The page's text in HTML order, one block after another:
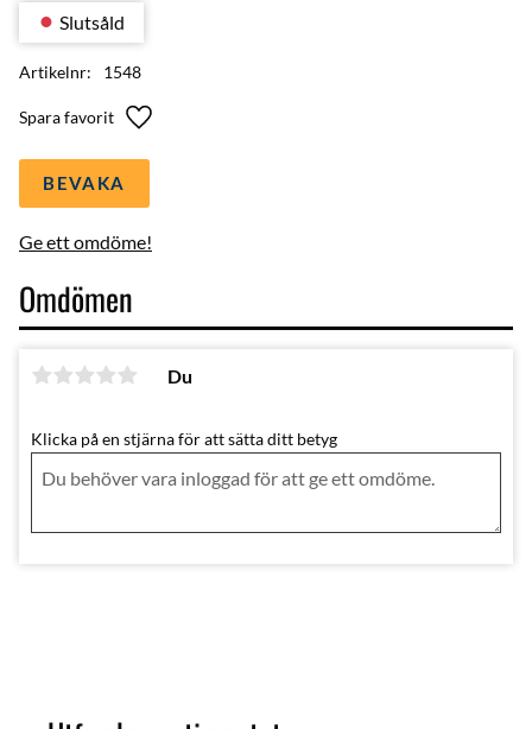
Lägg till i favoriter
BEVAKA
Slutsåld
Artikelnr 1548
Ge ett omdöme!
Omdömen
Du
Klicka på en stjärna för att sätta ditt betyg